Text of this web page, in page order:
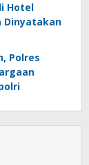
Hotel
Dinyatakan
Polres